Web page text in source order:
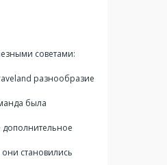
советами:
разнообразие
была
дополнительное
становились